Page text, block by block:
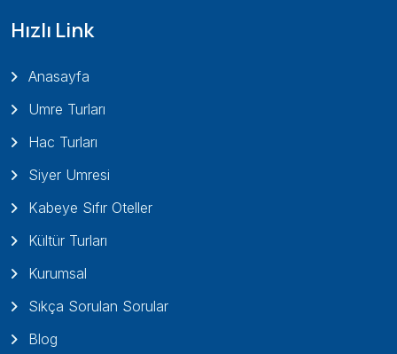
Hızlı Link
Anasayfa
Umre Turları
Hac Turları
Siyer Umresi
Kabeye Sıfır Oteller
Kültür Turları
Kurumsal
Sıkça Sorulan Sorular
Blog